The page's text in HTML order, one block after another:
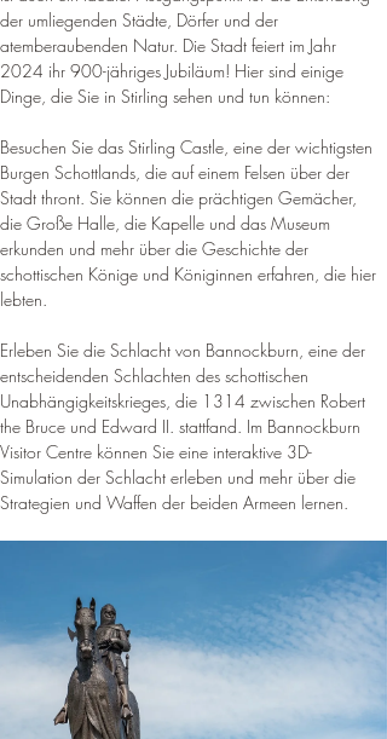
der umliegenden Städte, Dörfer und der
atemberaubenden Natur. Die Stadt feiert im Jahr
2024 ihr 900-jähriges Jubiläum! Hier sind einige
Dinge, die Sie in Stirling sehen und tun können:
Besuchen Sie das Stirling Castle, eine der wichtigsten
Burgen Schottlands, die auf einem Felsen über der
Stadt thront. Sie können die prächtigen Gemächer,
die Große Halle, die Kapelle und das Museum
erkunden und mehr über die Geschichte der
schottischen Könige und Königinnen erfahren, die hier
lebten.
Erleben Sie die Schlacht von Bannockburn, eine der
entscheidenden Schlachten des schottischen
Unabhängigkeitskrieges, die 1314 zwischen Robert
the Bruce und Edward II. stattfand. Im Bannockburn
Visitor Centre können Sie eine interaktive 3D-
Simulation der Schlacht erleben und mehr über die
Strategien und Waffen der beiden Armeen lernen.